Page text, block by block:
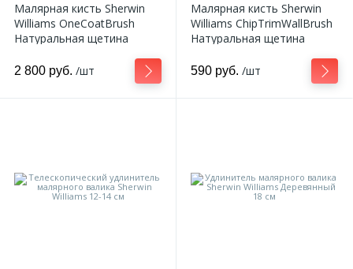
Малярная кисть Sherwin
Williams OneCoatBrush
Натуральная щетина
2 800 руб. /шт
Малярная кисть Sherwin
Williams ChipTrimWallBrush
Натуральная щетина
590 руб. /шт